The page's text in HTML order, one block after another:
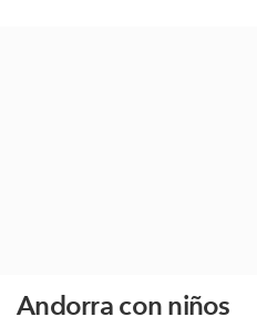
Andorra con niños